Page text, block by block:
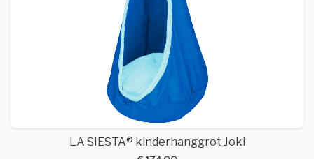
LA SIESTA® kinderhanggrot Joki